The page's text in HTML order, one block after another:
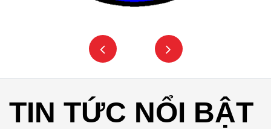
TIN TỨC NỔI BẬT